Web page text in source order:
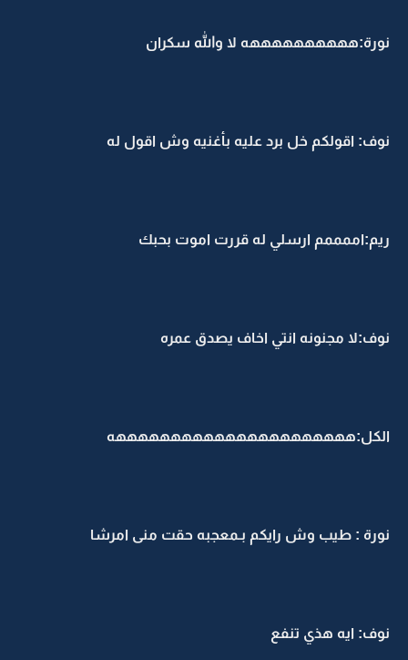
نورة:ههههههههههه لا والله سكران
نوف: اقولكم خل برد عليه بأغنيه وش اقول له
ريم:اممممم ارسلي له قررت اموت بحبك
نوف:لا مجنونه انتي اخاف يصدق عمره
الكل:ههههههههههههههههههههههه
نورة : طيب وش رايكم بـمعجبه حقت منى امرشا
نوف: ايه هذي تنفع